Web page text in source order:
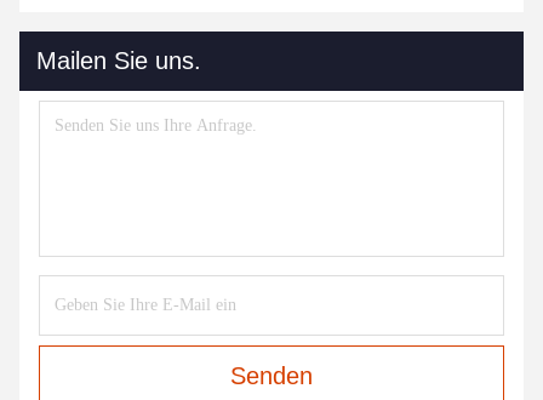
Mailen Sie uns.
Senden